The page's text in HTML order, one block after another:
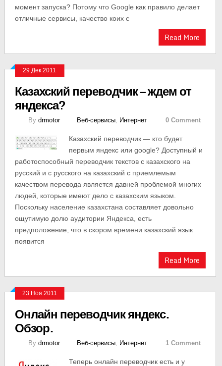
момент запуска? Потому что Google как правило делает
отличные сервисы, качество коих с
Read More
29 Дек 2011
Казахский переводчик — ждем от
яндекса?
By drmotor Веб-сервисы, Интернет 0 Comment
Казахский переводчик — кто будет
первым яндекс или google? Доступный и
работоспособный переводчик текстов с казахского на
русский и с русского на казахский с приемлемым
качеством перевода является давней проблемой многих
людей, которые имеют дело с казахским языком.
Поскольку население казахстана составляет довольно
ощутимую долю аудитории Яндекса, есть
предположение, что в скором времени казахский язык
появится
Read More
23 Ноя 2011
Онлайн переводчик яндекс.
Обзор.
By drmotor Веб-сервисы, Интернет 1 Comment
Теперь онлайн переводчик есть и у